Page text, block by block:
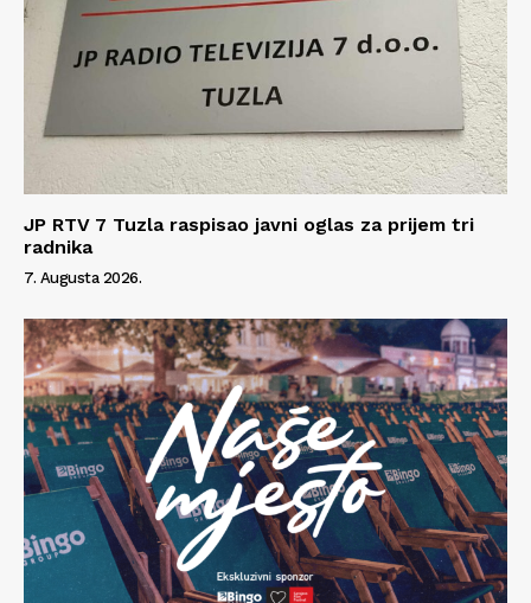
JP RTV 7 Tuzla raspisao javni oglas za prijem tri
radnika
7. Augusta 2026.